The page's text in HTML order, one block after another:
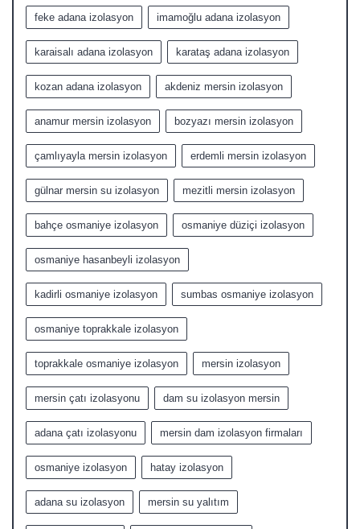
feke adana izolasyon imamoğlu adana izolasyon
karaisalı adana izolasyon karataş adana izolasyon
kozan adana izolasyon akdeniz mersin izolasyon
anamur mersin izolasyon bozyazı mersin izolasyon
çamlıyayla mersin izolasyon erdemli mersin izolasyon
gülnar mersin su izolasyon mezitli mersin izolasyon
bahçe osmaniye izolasyon osmaniye düziçi izolasyon
osmaniye hasanbeyli izolasyon
kadirli osmaniye izolasyon sumbas osmaniye izolasyon
osmaniye toprakkale izolasyon
toprakkale osmaniye izolasyon mersin izolasyon
mersin çatı izolasyonu dam su izolasyon mersin
adana çatı izolasyonu mersin dam izolasyon firmaları
osmaniye izolasyon hatay izolasyon
adana su izolasyon mersin su yalıtım